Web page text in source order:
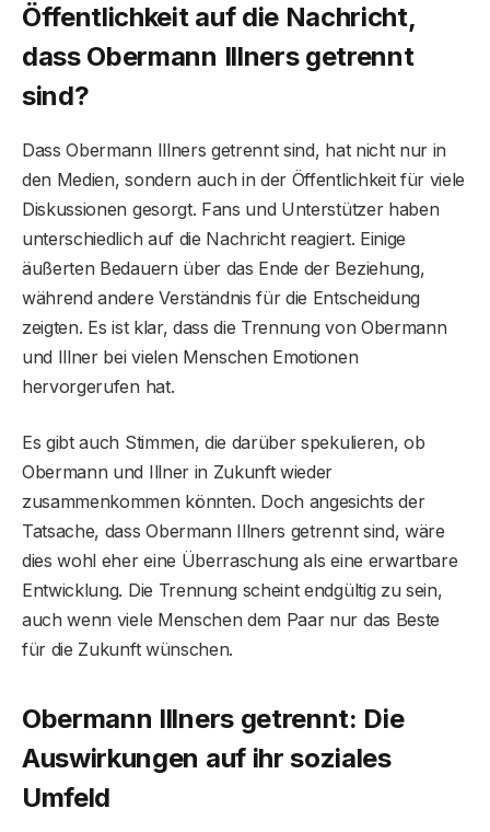
Öffentlichkeit auf die Nachricht,
dass Obermann Illners getrennt
sind?
Dass Obermann Illners getrennt sind, hat nicht nur in
den Medien, sondern auch in der Öffentlichkeit für viele
Diskussionen gesorgt. Fans und Unterstützer haben
unterschiedlich auf die Nachricht reagiert. Einige
äußerten Bedauern über das Ende der Beziehung,
während andere Verständnis für die Entscheidung
zeigten. Es ist klar, dass die Trennung von Obermann
und Illner bei vielen Menschen Emotionen
hervorgerufen hat.
Es gibt auch Stimmen, die darüber spekulieren, ob
Obermann und Illner in Zukunft wieder
zusammenkommen könnten. Doch angesichts der
Tatsache, dass Obermann Illners getrennt sind, wäre
dies wohl eher eine Überraschung als eine erwartbare
Entwicklung. Die Trennung scheint endgültig zu sein,
auch wenn viele Menschen dem Paar nur das Beste
für die Zukunft wünschen.
Obermann Illners getrennt: Die
Auswirkungen auf ihr soziales
Umfeld